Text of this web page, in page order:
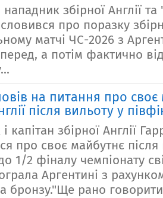
збірної Англії та
про поразку
матчі ЧС-2026 з
а потім фактично
на питання про своє
після вильоту у
капітан збірної Англії
про своє майбутнє після
1/2 фіналу чемпіонату
Аргентині з
бронзу."Ще рано